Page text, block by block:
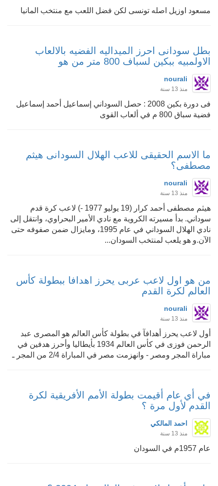
مسعود اوزيل اصله تونسى لكن فضل اللعب مع منتخب المانيا
بطل سودانى احرز الميداليه الفضيه بالالعاب
الاولمبيه ببكين لسباف 800 متر من هو
nourali
منذ 13 سنة
فى دورة بكين 2008 : حصل السوداني إسماعيل أحمد إسماعيل
فضية سباق 800 م في ألعاب القوى
ما الاسم الحقيقى للاعب الهلال السودانى هيثم
مصطفى؟
nourali
منذ 13 سنة
هيثم مصطفى أحمد كرار (19 يوليو 1977 -) لاعب كرة قدم
سوداني. بدأ مسيرته الكروية مع نادي الأمير البحراوي، وانتقل إلى
نادي الهلال السوداني في عام 1995، ومايزال ضمن صفوفه حتى
الآن.و هو يلعب لمنتخب السودان...
من هو اول لاعب عربى يحرز اهدافا ببطولة كأس
العالم لكرة القدم
nourali
منذ 13 سنة
أول لاعب يحرز أهدافآ في بطولة كأس العالم هو المصرى عبد
الرحمن فوزى في كأس العالم 1934 بأيطاليا وأحرز هدفين في
مباراة المجر ومصر - وانهزمت مصر في المباراة 2/4 من المجر ـ
في أي عام أقيمت بطولة الأمم الأفريقية لكرة
القدم لأول مرة ؟
احمد المالكي
منذ 13 سنة
عام 1957م في السودان